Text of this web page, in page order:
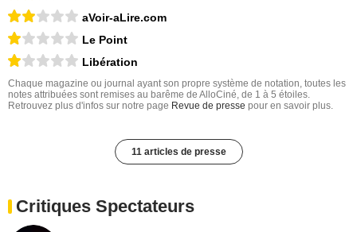
aVoir-aLire.com
Le Point
Libération
Chaque magazine ou journal ayant son propre système de notation, toutes les
notes attribuées sont remises au barême de AlloCiné, de 1 à 5 étoiles.
Retrouvez plus d'infos sur notre page Revue de presse pour en savoir plus.
11 articles de presse
Critiques Spectateurs